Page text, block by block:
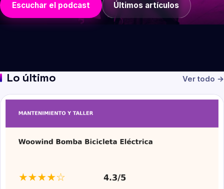
Escuchar el podcast Últimos artículos
Lo último Ver todo →